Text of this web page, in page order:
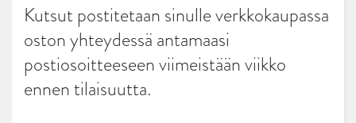
Kutsut postitetaan sinulle verkkokaupassa
oston yhteydessä antamaasi
postiosoitteeseen viimeistään viikko
ennen tilaisuutta.